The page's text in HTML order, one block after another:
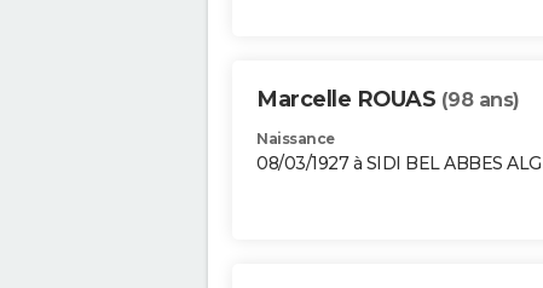
Marcelle ROUAS (98 ans)
Naissance
08/03/1927 à SIDI BEL ABBES